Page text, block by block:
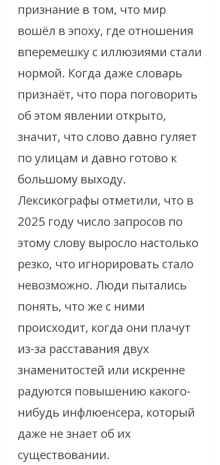
признание в том, что мир
вошёл в эпоху, где отношения
вперемешку с иллюзиями стали
нормой. Когда даже словарь
признаёт, что пора поговорить
об этом явлении открыто,
значит, что слово давно гуляет
по улицам и давно готово к
большому выходу.
Лексикографы отметили, что в
2025 году число запросов по
этому слову выросло настолько
резко, что игнорировать стало
невозможно. Люди пытались
понять, что же с ними
происходит, когда они плачут
из-за расставания двух
знаменитостей или искренне
радуются повышению какого-
нибудь инфлюенсера, который
даже не знает об их
существовании.